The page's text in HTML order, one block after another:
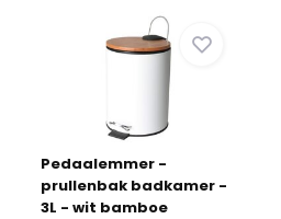
Pedaalemmer -
prullenbak badkamer -
3L - wit bamboe